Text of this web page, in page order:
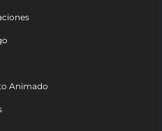
Animado